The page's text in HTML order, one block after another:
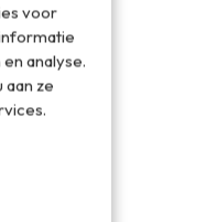
voor
analyse.
ze